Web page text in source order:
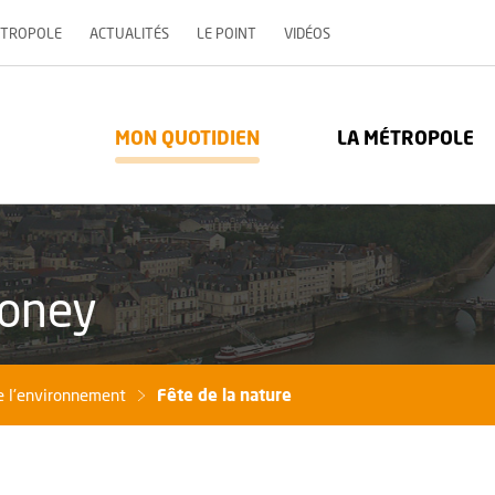
ACTUALITÉS LE POINT VIDÉOS, OUVRE UNE NOUVELLE
Métropole - Communauté urbaine : Retour à l'accueil
MON QUOTIDIEN LA MÉTROPOLE
l'environnement Fête de la nature